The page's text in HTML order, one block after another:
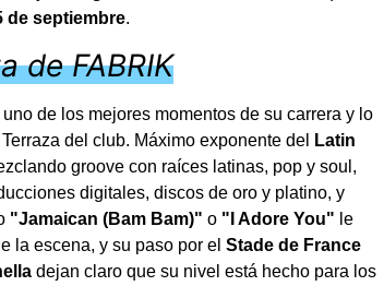
de septiembre.
de FABRIK
de los mejores momentos de su carrera y lo
del club. Máximo exponente del
Latin
groove con raíces latinas, pop y soul,
digitales, discos de oro y platino, y
"Jamaican (Bam Bam)" o "I Adore You" le
la escena, y su paso por el Stade de France
dejan claro que su nivel está hecho para los